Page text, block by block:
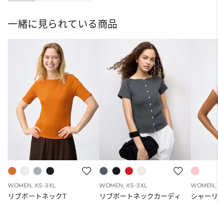
ト
一緒に見られている商品
WOMEN, XS-3XL
リブボートネックT
WOMEN, XS-3XL
リブボートネックカーディ
WOMEN,
シャー